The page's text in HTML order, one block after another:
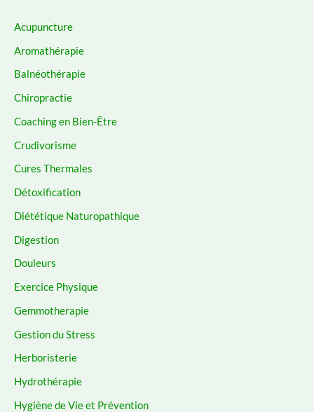
Acupuncture
Aromathérapie
Balnéothérapie
Chiropractie
Coaching en Bien-Être
Crudivorisme
Cures Thermales
Détoxification
Diététique Naturopathique
Digestion
Douleurs
Exercice Physique
Gemmotherapie
Gestion du Stress
Herboristerie
Hydrothérapie
Hygiène de Vie et Prévention